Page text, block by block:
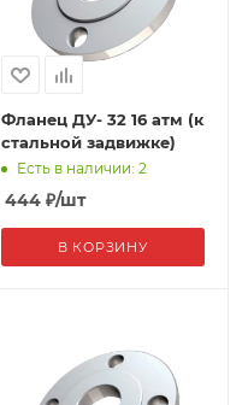
Фланец ДУ- 32 16 атм (к
стальной задвижке)
Есть в наличии: 2
444₽/шт
В КОРЗИНУ